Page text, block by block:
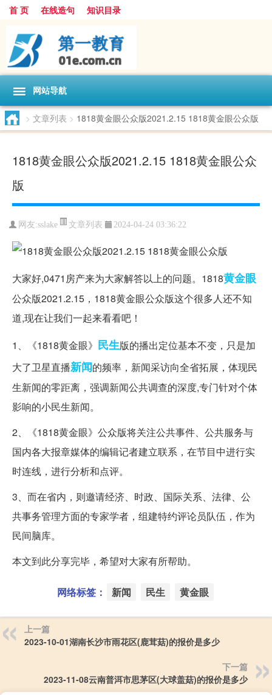
首 页 在线造句 知识目录
网站导航
> 文章列表 > 1818黄金眼公众版2021.2.15 1818黄金眼公众版
1818黄金眼公众版2021.2.15 1818黄金眼公众
版
网友:sslake 文章列表 2024-04-24 03:36:22
大家好,0471房产来为大家解答以上的问题。1818黄金眼
公众版2021.2.15，1818黄金眼公众版这个很多人还不知
道,现在让我们一起来看看吧！
1、《1818黄金眼》 民生版的播出定位基本不变，只是加
大了卫星直播新闻的频率，新闻采访向全省拓展，体现民
生新闻的零距离，强调新闻公共调查的深度,专门针对个体
影响的小民生新闻。
2、《1818黄金眼》公众版将关注公共事件、公共服务与
国内各大报章媒体的编辑记者建立联系，在节目中进行实
时连线，进行分析和点评。
3、而在省内，则邀请经济、时政、国际关系、法律、公
共事务管理方面的专家学者，组建特约评论员队伍，作为
民间脑库。
本文到此分享完毕，希望对大家有所帮助。
网络标签： 新闻 民生 黄金眼
上一篇
2023-10-01湖南长沙市雨花区(鹿茸菇)的报价是多少
下一篇
2023-11-08云南普洱市思茅区(大球盖菇)的报价是多少